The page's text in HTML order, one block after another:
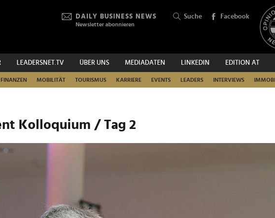
DAILY BUSINESS NEWS
Newsletter abonnieren
Suche Facebook
LEADERSNET.TV ÜBER UNS MEDIADATEN LINKEDIN EDITION AT
FINANZEN MOBILITÄT TOURISMUS KARRIERE EVENTS LEADERS INTERVIEWS
SUCHEN
Kolloquium / Tag 2